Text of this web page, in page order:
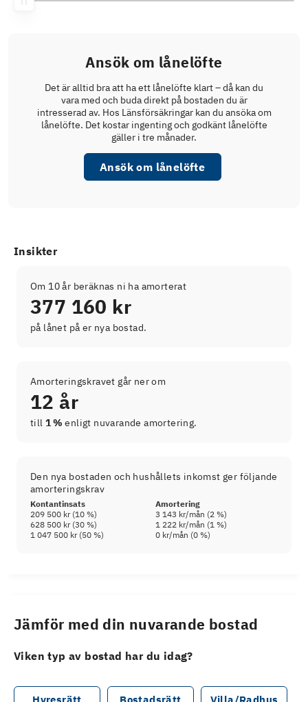
Ansök om lånelöfte
Det är alltid bra att ha ett lånelöfte klart – då kan du
vara med och buda direkt på bostaden du är
intresserad av. Hos Länsförsäkringar kan du ansöka om
lånelöfte. Det kostar ingenting och godkänt lånelöfte
gäller i tre månader.
Ansök om lånelöfte
Insikter
Om 10 år beräknas ni ha amorterat
377 160 kr
på lånet på er nya bostad.
Amorteringskravet går ner om
12 år
till 1 % enligt nuvarande amortering.
Den nya bostaden och hushållets inkomst ger följande
amorteringskrav
Kontantinsats
Amortering
209 500 kr(10 %) 3 143 kr/mån (2 %)
628 500 kr(30 %) 1 222 kr/mån (1 %)
1 047 500 kr(50 %) 0 kr/mån (0 %)
Jämför med din nuvarande bostad
Viken typ av bostad har du idag?